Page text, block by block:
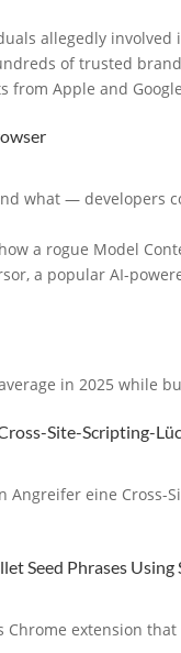
allegedly
of trusted
from Apple and
what — developers
a rogue Model
a popular AI-
in 2025 while
Site-Scripting-
Angreifer eine Cross-
Seed Phrases Using
extension